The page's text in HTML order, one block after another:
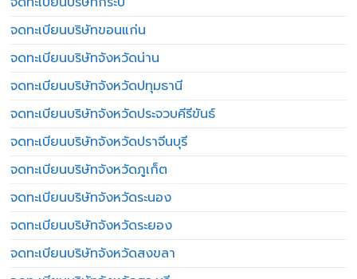
จดทะเบียนบริษัทขอนแก่น
จดทะเบียนบริษัทจังหวัดน่าน
จดทะเบียนบริษัทจังหวัดปทุมธานี
จดทะเบียนบริษัทจังหวัดประจวบคีรีขันธ์
จดทะเบียนบริษัทจังหวัดปราจีนบุรี
จดทะเบียนบริษัทจังหวัดภูเก็ต
จดทะเบียนบริษัทจังหวัดระนอง
จดทะเบียนบริษัทจังหวัดระยอง
จดทะเบียนบริษัทจังหวัดสงขลา